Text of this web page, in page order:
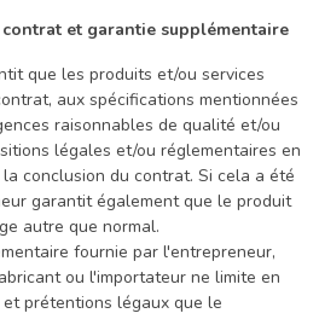
et garantie supplémentaire
que les produits et/ou services
aux spécifications mentionnées
raisonnables de qualité et/ou
légales et/ou réglementaires en
conclusion du contrat. Si cela a été
garantit également que le produit
autre que normal.
fournie par l'entrepreneur,
ou l'importateur ne limite en
prétentions légaux que le